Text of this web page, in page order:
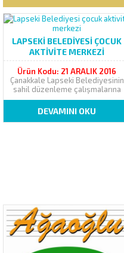
LAPSEKI BELEDIYESI ÇOCUK
AKTIVITE MERKEZI
Ürün Kodu: 21 ARALIK 2016
Çanakkale Lapseki Belediyesinin
sahil düzenleme çalışmalarına
bir destekte Steppark‘tan geldi.
Çanakkale – Lapseki
Belediyesinin sahil düzenleme
çalışmaları kapsamında talep
DEVAMINI OKU